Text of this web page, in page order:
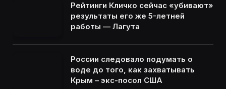
Рейтинги Кличко сейчас «убивают»
результаты его же 5-летней
работы — Лагута
России следовало подумать о
воде до того, как захватывать
Крым – экс-посол США